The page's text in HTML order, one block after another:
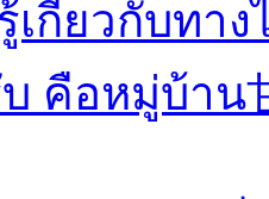
กี่ยวกับทาง
คือหมู่บ้าน